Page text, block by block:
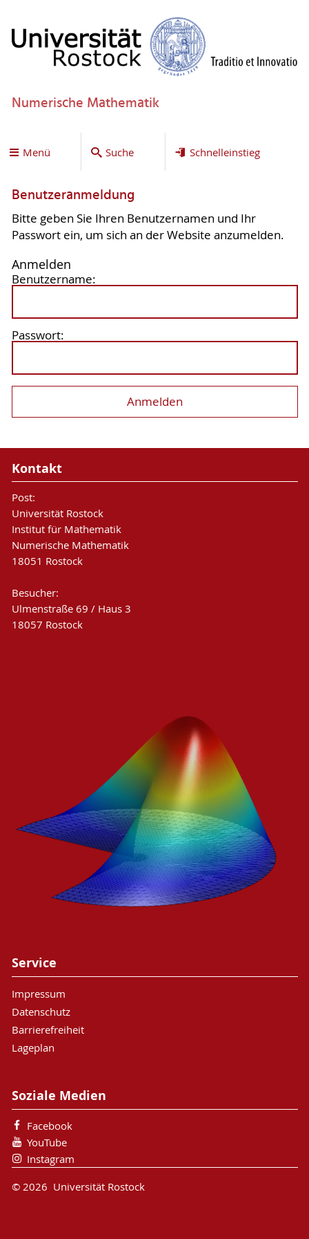
Numerische Mathematik
Menü Suche Schnelleinstieg
Benutzeranmeldung
Bitte geben Sie Ihren Benutzernamen und Ihr
Passwort ein, um sich an der Website anzumelden.
Anmelden
Benutzername:
Passwort:
Kontakt
Post:
Universität Rostock
Institut für Mathematik
Numerische Mathematik
18051 Rostock
Besucher:
Ulmenstraße 69 / Haus 3
18057 Rostock
Service
Impressum
Datenschutz
Barrierefreiheit
Lageplan
Soziale Medien
Facebook
YouTube
Instagram
© 2026 Universität Rostock